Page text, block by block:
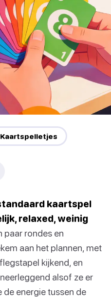
Kaartspelletjes
kaartspel
relaxed, weinig
paar rondes en
aan het plannen, met
kijkend, en
alsof ze er
de energie tussen de